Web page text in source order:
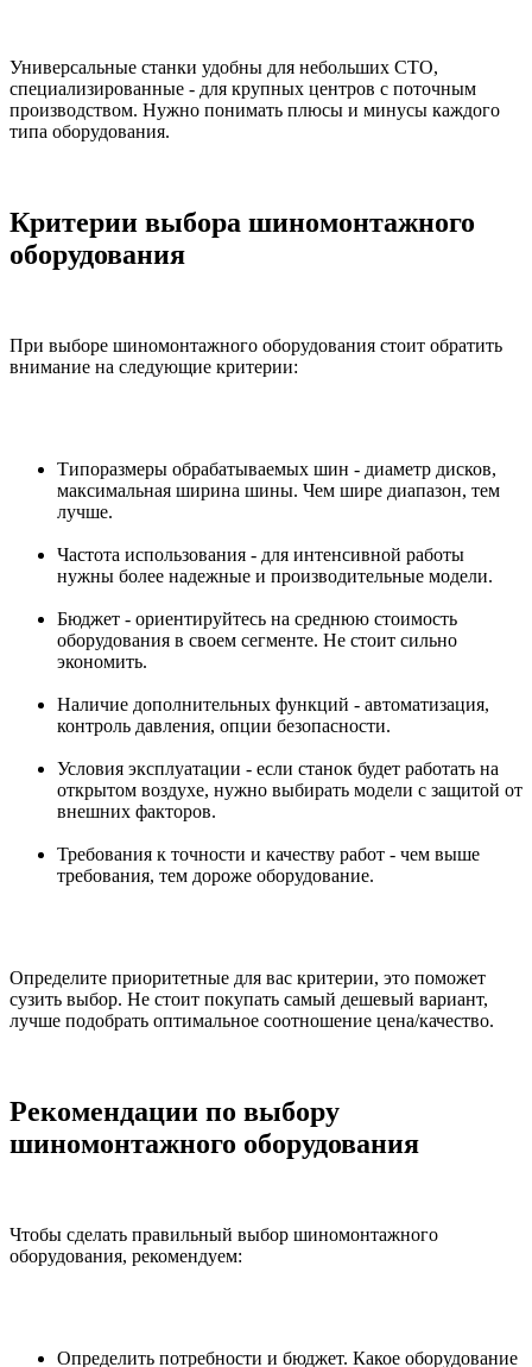
Универсальные станки удобны для небольших СТО,
специализированные - для крупных центров с поточным
производством. Нужно понимать плюсы и минусы каждого
типа оборудования.
Критерии выбора шиномонтажного
оборудования
При выборе шиномонтажного оборудования стоит обратить
внимание на следующие критерии:
Типоразмеры обрабатываемых шин - диаметр дисков,
максимальная ширина шины. Чем шире диапазон, тем
лучше.
Частота использования - для интенсивной работы
нужны более надежные и производительные модели.
Бюджет - ориентируйтесь на среднюю стоимость
оборудования в своем сегменте. Не стоит сильно
экономить.
Наличие дополнительных функций - автоматизация,
контроль давления, опции безопасности.
Условия эксплуатации - если станок будет работать на
открытом воздухе, нужно выбирать модели с защитой от
внешних факторов.
Требования к точности и качеству работ - чем выше
требования, тем дороже оборудование.
Определите приоритетные для вас критерии, это поможет
сузить выбор. Не стоит покупать самый дешевый вариант,
лучше подобрать оптимальное соотношение цена/качество.
Рекомендации по выбору
шиномонтажного оборудования
Чтобы сделать правильный выбор шиномонтажного
оборудования, рекомендуем:
Определить потребности и бюджет. Какое оборудование